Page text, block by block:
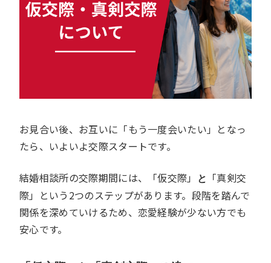
お見合い後、お互いに「もう一度会いたい」となっ
たら、いよいよ交際スタートです。
結婚相談所の交際期間には、「仮交際」 と 「真剣交
際」という2つのステップがあります。段階を踏んで
関係を深めていけるため、恋愛経験が少ない方でも
安心です。